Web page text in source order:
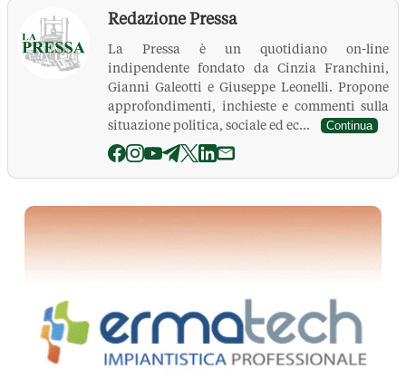
Redazione Pressa
La Pressa è un quotidiano on-line
indipendente fondato da Cinzia Franchini,
Gianni Galeotti e Giuseppe Leonelli. Propone
approfondimenti, inchieste e commenti sulla
situazione politica, sociale ed ec...
Continua
La Pressa